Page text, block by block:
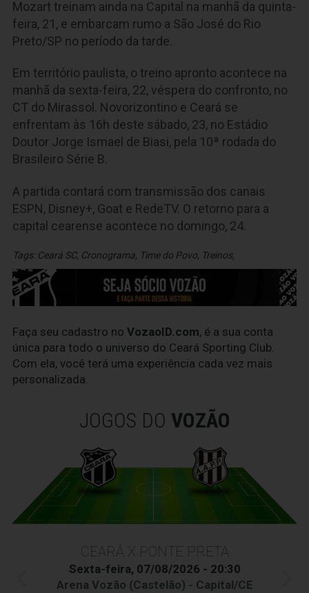
Mozart treinam ainda na Capital na manhã da quinta-
feira, 21, e embarcam rumo a São José do Rio
Preto/SP no período da tarde.
Em território paulista, o treino apronto acontece na
manhã da sexta-feira, 22, véspera do confronto, no
CT do Mirassol. Novorizontino e Ceará se
enfrentam às 16h deste sábado, 23, no Estádio
Doutor Jorge Ismael de Biasi, pela 10ª rodada do
Brasileiro Série B.
A partida contará com transmissão dos canais
ESPN, Disney+, Goat e RedeTV. O retorno para a
capital cearense acontece no domingo, 24.
Tags: Ceará SC, Cronograma, Time do Povo, Treinos,
Faça seu cadastro no VozaoID.com, é a sua conta
única para todo o universo do Ceará Sporting Club.
Com ela, você terá uma experiência cada vez mais
personalizada.
JOGOS DO VOZÃO
CEARÁ X PONTE PRETA
Sexta-feira, 07/08/2026 - 20:30
Arena Vozão (Castelão) - Capital/CE